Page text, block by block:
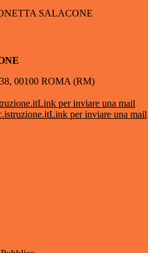
SALACONE
00100 ROMA (RM)
Link per inviare una mail
Link per inviare una mail